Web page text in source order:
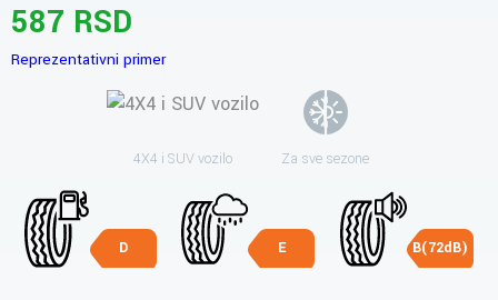
587 RSD
Reprezentativni primer
4X4 i SUV vozilo Za sve sezone
D E B(72dB)